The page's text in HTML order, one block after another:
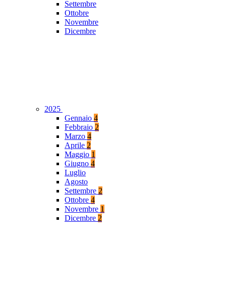
Settembre
Ottobre
Novembre
Dicembre
2025
Gennaio 4
Febbraio 2
Marzo 4
Aprile 2
Maggio 1
Giugno 4
Luglio
Agosto
Settembre 2
Ottobre 4
Novembre 1
Dicembre 2